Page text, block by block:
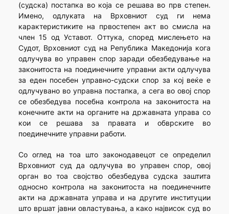
(судска) постапка во која се решава во прв степен.
Имено, одлуката на Врховниот суд ги нема
карактеристиките на првостепен акт во смисла на
член 15 од Уставот. Оттука, според мислењето на
Судот, Врховниот суд на Република Македонија кога
одлучува во управен спор заради обезбедување на
законитоста на поединечните управни акти одлучува
за еден посебен управно-судски спор за кој веќе е
одлучувано во управна постапка, а сега во овој спор
се обезбедува посебна контрола на законитоста на
конечните акти на органите на државната управа со
кои се решава за правата и обврските во
поединечните управни работи.
Со оглед на тоа што законодавецот се определил
Врховниот суд да одлучува во управен спор, овој
орган во тоа својство обезбедува судска заштита
односно контрола на законитоста на поединечните
акти на државната управа и на другите институции
што вршат јавни овластувања, а како највисок суд во